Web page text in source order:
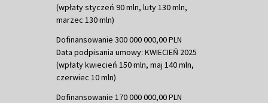
(wpłaty styczeń 90 mln, luty 130 mln,
marzec 130 mln)
Dofinansowanie 300 000 000,00 PLN
Data podpisania umowy: KWIECIEŃ 2025
(wpłaty kwiecień 150 mln, maj 140 mln,
czerwiec 10 mln)
Dofinansowanie 170 000 000,00 PLN